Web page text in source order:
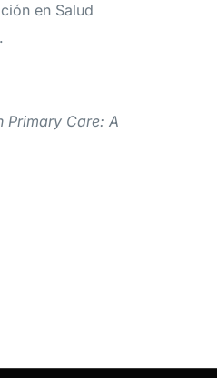
en Salud
Primary Care: A